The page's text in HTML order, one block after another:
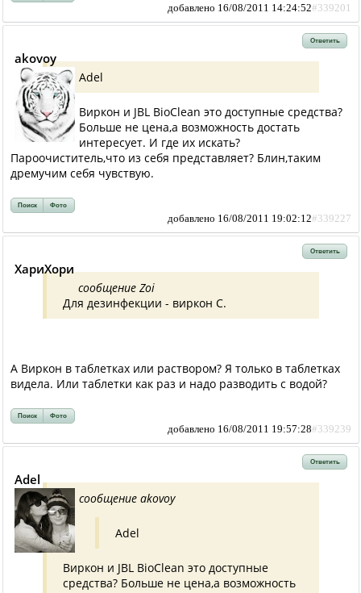
добавлено 16/08/2011 14:24:52#339201
Ответить
akovoy
Adel
Виркон и JBL BioClean это доступные средства?
Больше не цена,а возможность достать
интересует. И где их искать?
Пароочиститель,что из себя представляет? Блин,таким
дремучим себя чувствую.
Поиск Фото
добавлено 16/08/2011 19:02:12#339227
Ответить
ХариХори
сообщение Zoi
Для дезинфекции - виркон С.
А Виркон в таблетках или раствором? Я только в таблетках
видела. Или таблетки как раз и надо разводить с водой?
Поиск Фото
добавлено 16/08/2011 19:57:28#339239
Ответить
Adel
сообщение akovoy
Adel
Виркон и JBL BioClean это доступные
средства? Больше не цена,а возможность